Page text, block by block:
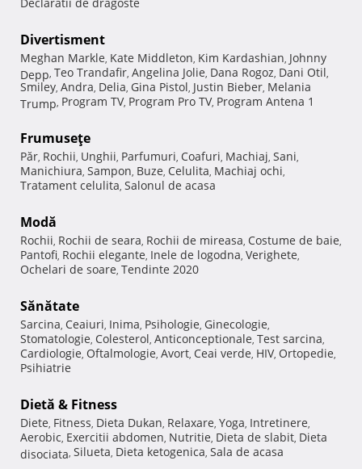
Divertisment
Meghan Markle, Kate Middleton, Kim Kardashian, Johnny
Depp, Teo Trandafir, Angelina Jolie, Dana Rogoz, Dani Otil,
Smiley, Andra, Delia, Gina Pistol, Justin Bieber, Melania
Trump, Program TV, Program Pro TV, Program Antena 1
Frumuseţe
Păr, Rochii, Unghii, Parfumuri, Coafuri, Machiaj, Sani,
Manichiura, Sampon, Buze, Celulita, Machiaj ochi,
Tratament celulita, Salonul de acasa
Modă
Rochii, Rochii de seara, Rochii de mireasa, Costume de baie,
Pantofi, Rochii elegante, Inele de logodna, Verighete,
Ochelari de soare, Tendinte 2020
Sănătate
Sarcina, Ceaiuri, Inima, Psihologie, Ginecologie,
Stomatologie, Colesterol, Anticonceptionale, Test sarcina,
Cardiologie, Oftalmologie, Avort, Ceai verde, HIV, Ortopedie,
Psihiatrie
Dietă & Fitness
Diete, Fitness, Dieta Dukan, Relaxare, Yoga, Intretinere,
Aerobic, Exercitii abdomen, Nutritie, Dieta de slabit, Dieta
disociata, Silueta, Dieta ketogenica, Sala de acasa